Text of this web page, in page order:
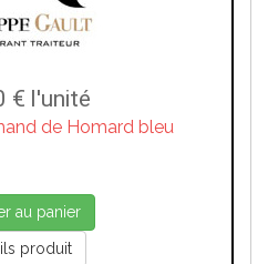
€ l'unité
de Homard bleu
au panier
produit